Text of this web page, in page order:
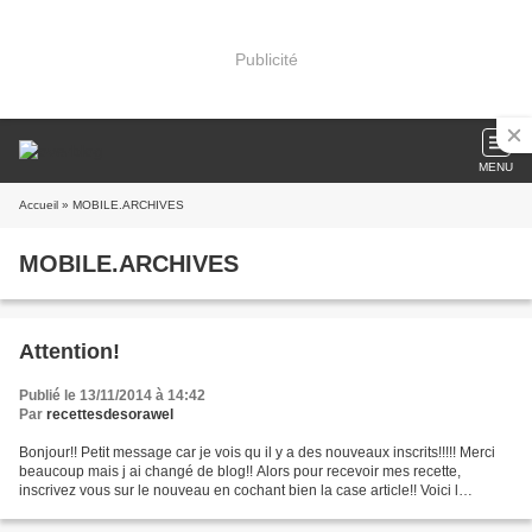
Publicité
MENU
Accueil » MOBILE.ARCHIVES
MOBILE.ARCHIVES
Attention!
Publié le 13/11/2014 à 14:42
Par recettesdesorawel
Bonjour!! Petit message car je vois qu il y a des nouveaux inscrits!!!!! Merci
beaucoup mais j ai changé de blog!! Alors pour recevoir mes recette,
inscrivez vous sur le nouveau en cochant bien la case article!! Voici l